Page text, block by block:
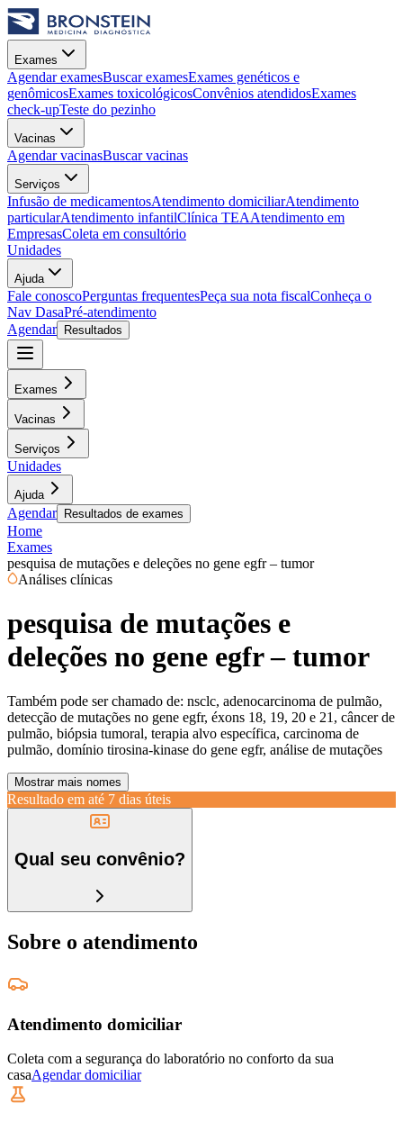
Exames
Agendar examesBuscar examesExames genéticos e
genômicosExames toxicológicosConvênios atendidosExames
check-upTeste do pezinho
Vacinas
Agendar vacinasBuscar vacinas
Serviços
Infusão de medicamentosAtendimento domiciliarAtendimento
particularAtendimento infantilClínica TEAAtendimento em
EmpresasColeta em consultório
Unidades
Ajuda
Fale conoscoPerguntas frequentesPeça sua nota fiscalConheça o
Nav DasaPré-atendimento
Agendar
Resultados
Exames
Vacinas
Serviços
Unidades
Ajuda
Agendar Resultados de exames
Home
Exames
pesquisa de mutações e deleções no gene egfr – tumor
Análises clínicas
pesquisa de mutações e
deleções no gene egfr – tumor
Também pode ser chamado de: nsclc, adenocarcinoma de pulmão,
detecção de mutações no gene egfr, éxons 18, 19, 20 e 21, câncer de
pulmão, biópsia tumoral, terapia alvo específica, carcinoma de
pulmão, domínio tirosina-kinase do gene egfr, análise de mutações
Mostrar mais nomes
Resultado em até 7 dias úteis
Qual seu convênio?
Sobre o atendimento
Atendimento domiciliar
Coleta com a segurança do laboratório no conforto da sua
casaAgendar domiciliar